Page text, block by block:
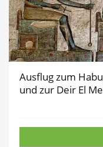
Ausflug zum
und zur Deir El